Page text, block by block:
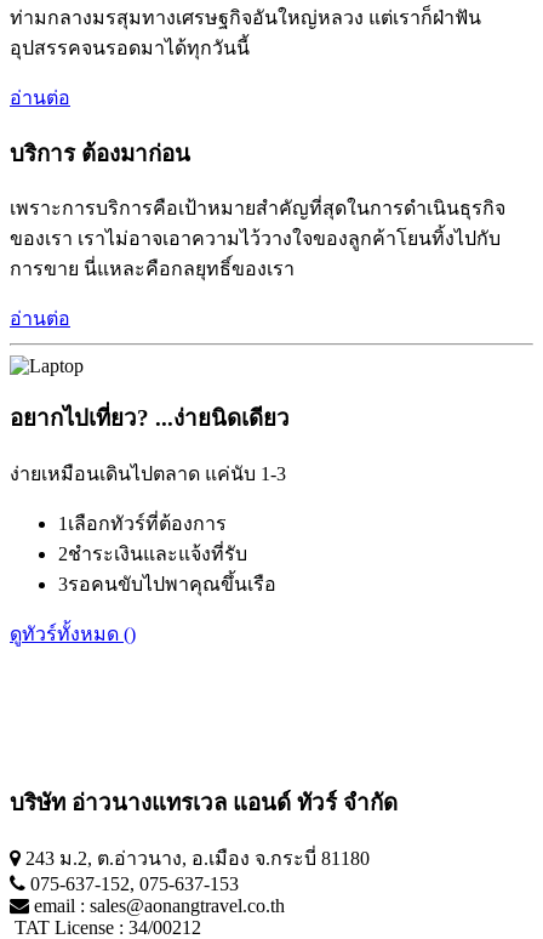
ท่ามกลางมรสุมทางเศรษฐกิจอันใหญ่หลวง แต่เราก็ฝ่าฟัน
อุปสรรคจนรอดมาได้ทุกวันนี้
อ่านต่อ
บริการต้องมาก่อน
เพราะการบริการคือเป้าหมายสำคัญที่สุดในการดำเนินธุรกิจ
ของเรา เราไม่อาจเอาความไว้วางใจของลูกค้าโยนทิ้งไปกับ
การขาย นี่แหละคือกลยุทธิ์ของเรา
อ่านต่อ
อยากไปเที่ยว? ...ง่ายนิดเดียว
ง่ายเหมือนเดินไปตลาด แค่นับ 1-3
1 เลือกทัวร์ที่ต้องการ
2ชำระเงินและแจ้งที่รับ
3รอคนขับไปพาคุณขึ้นเรือ
ดูทัวร์ทั้งหมด ()
บริษัท อ่าวนางแทรเวล แอนด์ ทัวร์ จำกัด
243 ม.2, ต.อ่าวนาง, อ.เมือง จ.กระบี่ 81180
075-637-152, 075-637-153
email : sales@aonangtravel.co.th
TAT License : 34/00212